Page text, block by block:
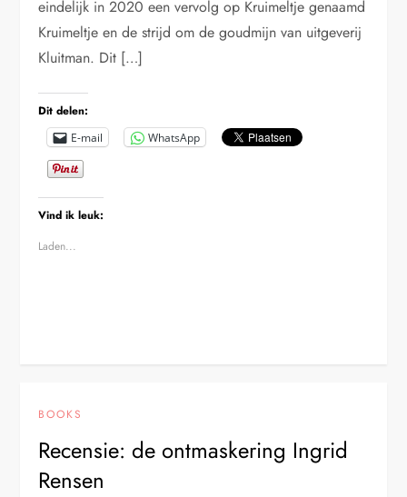
eindelijk in 2020 een vervolg op Kruimeltje genaamd
Kruimeltje en de strijd om de goudmijn van uitgeverij
Kluitman. Dit […]
Dit delen:
E-mail WhatsApp
Vind ik leuk:
Laden...
BOOKS
Recensie: de ontmaskering Ingrid
Rensen